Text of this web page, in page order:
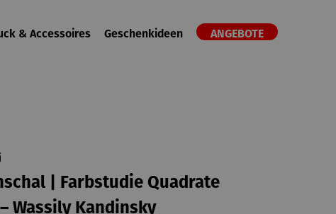
& Accessoires Geschenkideen ANGEBOTE
| Farbstudie Quadrate
Wassily Kandinsky